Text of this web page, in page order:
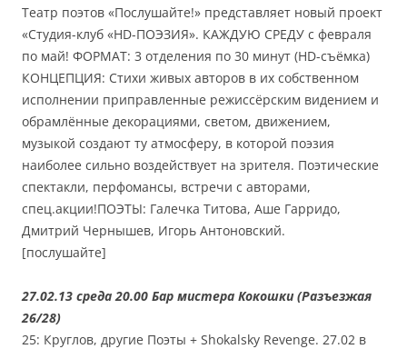
Театр поэтов «Послушайте!» представляет новый проект
«Студия-клуб «HD-ПОЭЗИЯ». КАЖДУЮ СРЕДУ с февраля
по май! ФОРМАТ: 3 отделения по 30 минут (HD-съёмка)
КОНЦЕПЦИЯ: Стихи живых авторов в их собственном
исполнении приправленные режиссёрским видением и
обрамлённые декорациями, светом, движением,
музыкой создают ту атмосферу, в которой поэзия
наиболее сильно воздействует на зрителя. Поэтические
спектакли, перфомансы, встречи с авторами,
спец.акции!ПОЭТЫ: Галечка Титова, Аше Гарридо,
Дмитрий Чернышев, Игорь Антоновский.
[послушайте]
27.02.13 среда 20.00 Бар мистера Кокошки (Разъезжая
26/28)
25: Круглов, другие Поэты + Shokalsky Revenge. 27.02 в